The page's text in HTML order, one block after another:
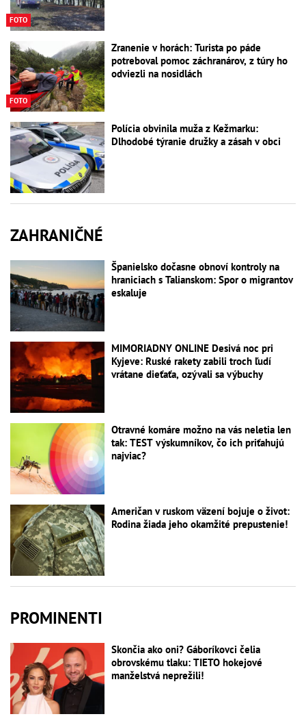
FOTO
FOTO
Zranenie v horách: Turista po páde
potreboval pomoc záchranárov, z túry ho
odviezli na nosidlách
Polícia obvinila muža z Kežmarku:
Dlhodobé týranie družky a zásah v obci
ZAHRANIČNÉ
Španielsko dočasne obnoví kontroly na
hraniciach s Talianskom: Spor o migrantov
eskaluje
MIMORIADNY ONLINE Desivá noc pri
Kyjeve: Ruské rakety zabili troch ľudí
vrátane dieťaťa, ozývali sa výbuchy
Otravné komáre možno na vás neletia len
tak: TEST výskumníkov, čo ich priťahujú
najviac?
Američan v ruskom väzení bojuje o život:
Rodina žiada jeho okamžité prepustenie!
PROMINENTI
Skončia ako oni? Gáboríkovci čelia
obrovskému tlaku: TIETO hokejové
manželstvá neprežili!